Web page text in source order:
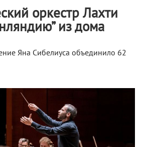
оркестр Лахти
из дома
Яна Сибелиуса объединило 62